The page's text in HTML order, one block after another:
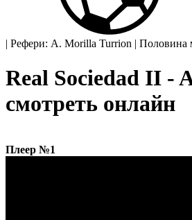
| Рефери: A. Morilla Turrion | Половина
Real Sociedad II -
смотреть онлайн
Плеер №1